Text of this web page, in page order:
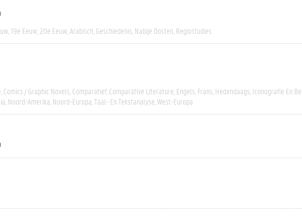
19e Eeuw 20e Eeuw Arabisch Geschiedenis Nabije Oosten Regiostudies
Comics / Graphic Novels Comparatief Comparative Literature Engels Frans Hedendaags Iconografie En
Noord-Amerika Noord-Europa Taal- En Tekstanalyse West-Europa